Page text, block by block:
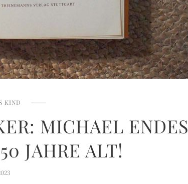
KIND
MICHAEL ENDES
JAHRE ALT!